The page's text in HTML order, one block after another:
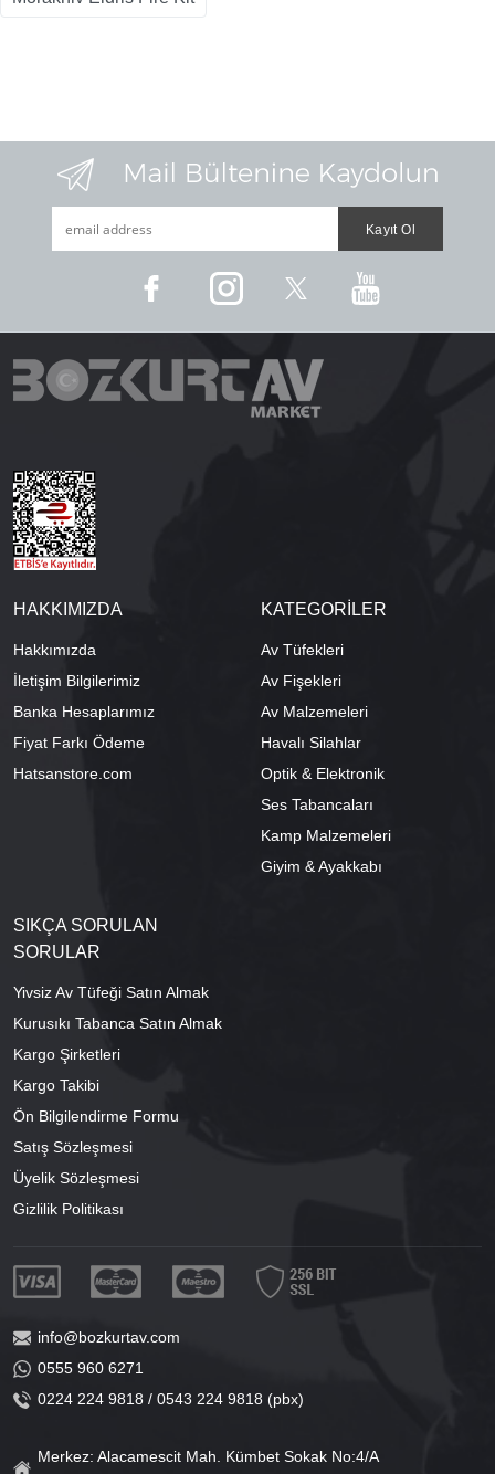
HAKKIMIZDA
Hakkımızda
İletişim Bilgilerimiz
Banka Hesaplarımız
Fiyat Farkı Ödeme
Hatsanstore.com
KATEGORİLER
Av Tüfekleri
Av Fişekleri
Av Malzemeleri
Havalı Silahlar
Optik & Elektronik
Ses Tabancaları
Kamp Malzemeleri
Giyim & Ayakkabı
SIKÇA SORULAN
SORULAR
Yivsiz Av Tüfeği Satın Almak
Kurusıkı Tabanca Satın Almak
Kargo Şirketleri
Kargo Takibi
Ön Bilgilendirme Formu
Satış Sözleşmesi
Üyelik Sözleşmesi
Gizlilik Politikası
info@bozkurtav.com
0555 960 6271
0224 224 9818 / 0543 224 9818 (pbx)
Merkez: Alacamescit Mah. Kümbet Sokak No:4/A